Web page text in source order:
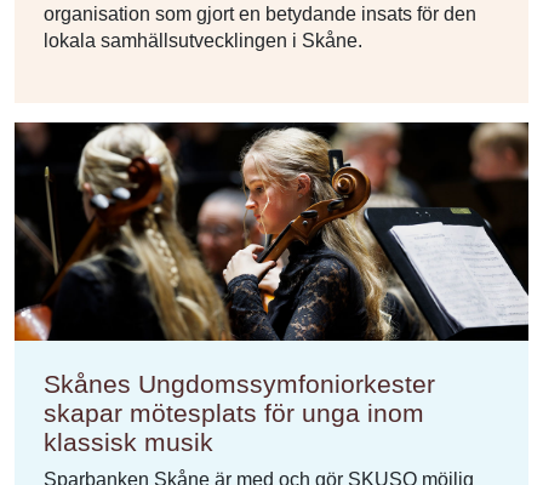
organisation som gjort en betydande insats för den
lokala samhällsutvecklingen i Skåne.
Skånes Ungdomssymfoniorkester
skapar mötesplats för unga inom
klassisk musik
Sparbanken Skåne är med och gör SKUSO möjlig